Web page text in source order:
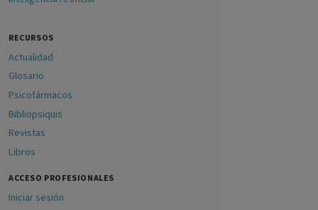
RECURSOS
Actualidad
Glosario
Psicofármacos
Bibliopsiquis
Revistas
Libros
ACCESO PROFESIONALES
Iniciar sesión